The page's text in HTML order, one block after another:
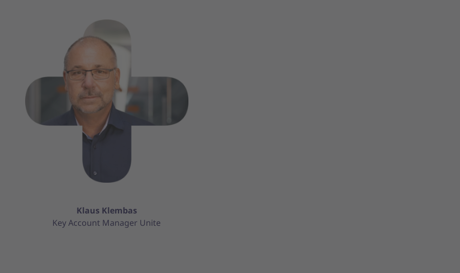
Klaus Klembas
Key Account Manager Unite